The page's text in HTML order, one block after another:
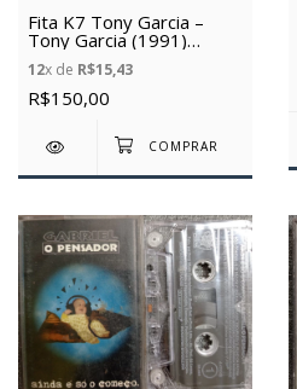
Fita K7 Tony Garcia –
Tony Garcia (1991)
(Usada)
12x de R$15,43
R$150,00